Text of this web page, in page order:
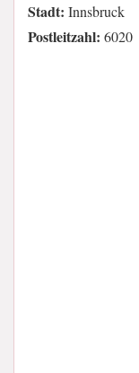
Stadt: Innsbruck
Postleitzahl: 6020